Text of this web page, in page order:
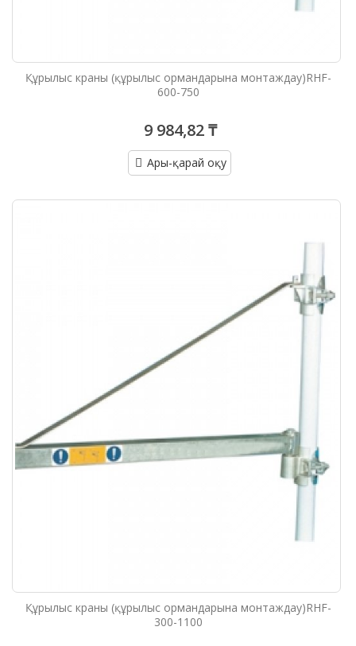
Құрылыс краны (құрылыс ормандарына монтаждау)RHF-
600-750
9 984,82 ₸
Ары-қарай оқу
Құрылыс краны (құрылыс ормандарына монтаждау)RHF-
300-1100